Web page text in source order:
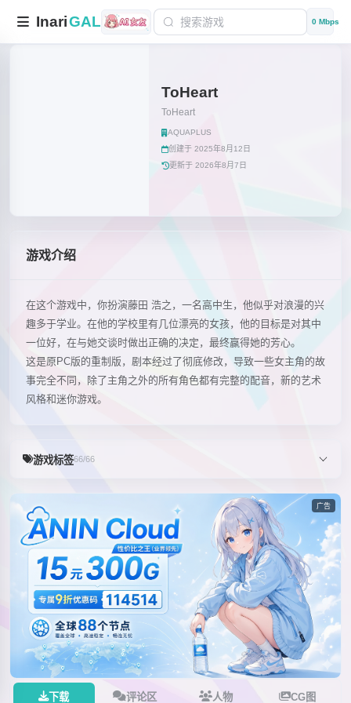
InariGAL 0 Mbps
ToHeart
ToHeart
AQUAPLUS
创建于 2025年8月12日
更新于 2026年8月7日
游戏介绍
在这个游戏中，你扮演藤田 浩之，一名高中生，他似乎对浪漫的兴
趣多于学业。在他的学校里有几位漂亮的女孩，他的目标是对其中
一位好，在与她交谈时做出正确的决定，最终赢得她的芳心。
这是原PC版的重制版，剧本经过了彻底修改，导致一些女主角的故
事完全不同，除了主角之外的所有角色都有完整的配音，新的艺术
风格和迷你游戏。
游戏标签66/66
广告
下载 评论区 人物 CG图